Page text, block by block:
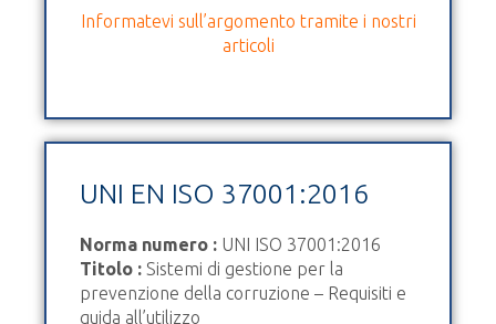
Informatevi sull’argomento tramite i nostri
articoli
UNI EN ISO 37001:2016
Norma numero : UNI ISO 37001:2016
Titolo : Sistemi di gestione per la
prevenzione della corruzione – Requisiti e
guida all’utilizzo